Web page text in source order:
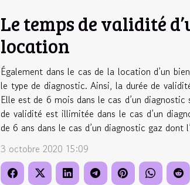
Le temps de validité
location
Également dans le cas de la location d’un
le type de diagnostic. Ainsi, la durée de
Elle est de 6 mois dans le cas d’un
de validité est illimitée dans le cas d’un
de 6 ans dans le cas d’un diagnostic gaz dont
3 octobre 2020 15:09